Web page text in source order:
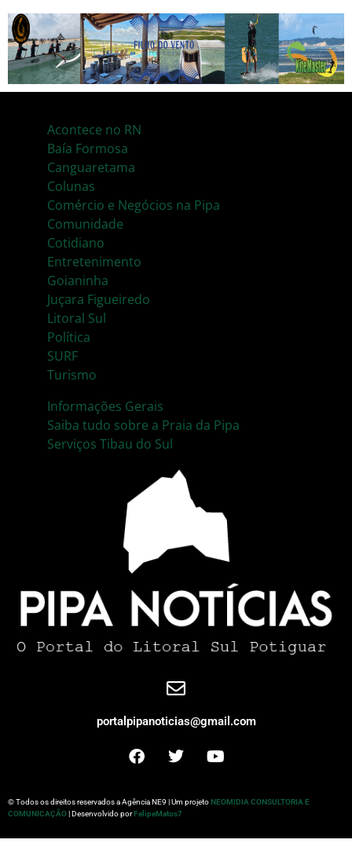
Acontece no RN
Baía Formosa
Canguaretama
Colunas
Comércio e Negócios na Pipa
Comunidade
Cotidiano
Entretenimento
Goianinha
Juçara Figueiredo
Litoral Sul
Política
SURF
Turismo
Informações Gerais
Saiba tudo sobre a Praia da Pipa
Serviços Tibau do Sul
portalpipanoticias@gmail.com
© Todos os direitos reservados a Agência NE9 | Um projetoNEOMIDIA CONSULTORIA E
COMUNICAÇÃO| Desenvolvido porFelipeMatos7